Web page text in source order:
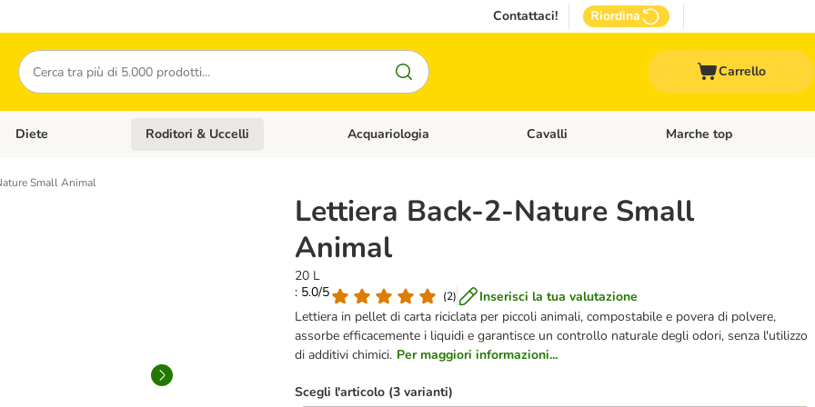
Contattaci! Riordina
Cerca
Carrello
Apri Menù Categoria: Cani
Diete Apri Menù Categoria: Diete
Roditori & Uccelli Apri Menù Categoria: Roditori & Uccelli
Acquariologia Apri Menù Categoria: Acquariologia
Cavalli Apri Menù Categoria: Cavalli
Marche top
Small Animal
Lettiera Back-2-Nature Small
Animal
20 L
: 5.0/5
(2)
Inserisci la tua valutazione
Lettiera in pellet di carta riciclata per piccoli animali, compostabile e povera di polvere,
assorbe efficacemente i liquidi e garantisce un controllo naturale degli odori, senza l'utilizzo
di additivi chimici. Per maggiori informazioni...
Scegli l'articolo (3 varianti)